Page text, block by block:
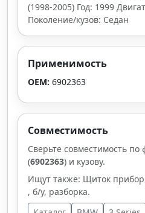
(1998-2005) Год: 1999
Поколение/кузов: Седан
Применимость
OEM: 6902363
Совместимость
Сверьте совместимость по
(6902363) и кузову.
Ищут также: Щиток
, б/у, разборка.